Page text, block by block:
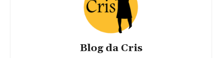
Blog da Cris